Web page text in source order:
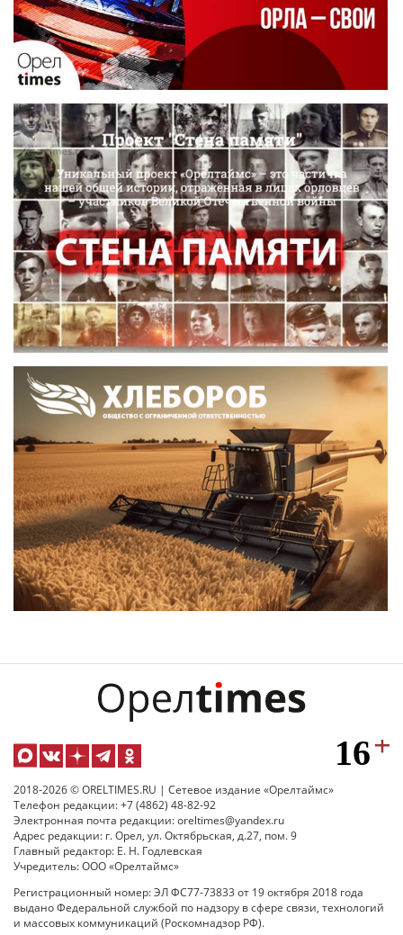
2018-2026 © ORELTIMES.RU | Сетевое издание «Орелтаймс»
Телефон редакции: +7 (4862) 48-82-92
Электронная почта редакции: oreltimes@yandex.ru
Адрес редакции: г. Орел, ул. Октябрьская, д.27, пом. 9
Главный редактор: Е. Н. Годлевская
Учредитель: ООО «Орелтаймс»
Регистрационный номер: ЭЛ ФС77-73833 от 19 октября 2018 года
выдано Федеральной службой по надзору в сфере связи, технологий
и массовых коммуникаций (Роскомнадзор РФ).